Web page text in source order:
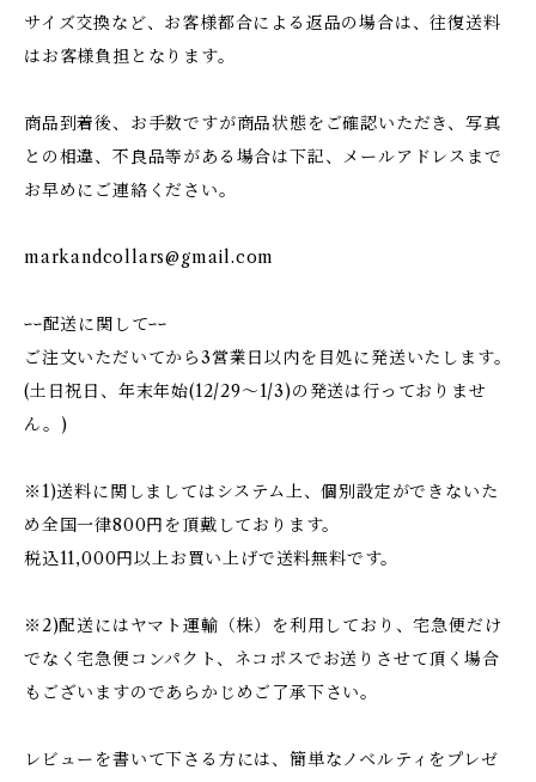
サイズ交換など、お客様都合による返品の場合は、往復送料
はお客様負担となります。
商品到着後、お手数ですが商品状態をご確認いただき、写真
との相違、不良品等がある場合は下記、メールアドレスまで
お早めにご連絡ください。
markandcollars@gmail.com
ｰｰ配送に関してｰｰ
ご注文いただいてから3営業日以内を目処に発送いたします。
(土日祝日、年末年始(12/29〜1/3)の発送は行っておりませ
ん。)
※1)送料に関しましてはシステム上、個別設定ができないた
め全国一律800円を頂戴しております。
税込11,000円以上お買い上げで送料無料です。
※2)配送にはヤマト運輸（株）を利用しており、宅急便だけ
でなく宅急便コンパクト、ネコポスでお送りさせて頂く場合
もございますのであらかじめご了承下さい。
レビューを書いて下さる方には、簡単なノベルティをプレゼ